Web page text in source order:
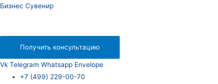
Бизнес Сувенир
Получить консультацию
Vk Telegram Whatsapp Envelope
+7 (499) 229-00-70